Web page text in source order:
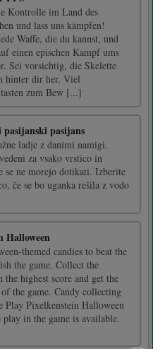
Kontrolle im Land des
und lass uns kämpfen!
Waffe, die du kannst, und
einen epischen Kampf ums
Sei vorsichtig, die Skelette
hinter dir her. Viel
zum Bew [...]
pasijanski pasijans
ladje z danimi namigi.
za vsako vrstico in
se ne morejo dotikati. Izberite
če se bo uganka rešila z vodo
Halloween
themed candies to beat the
the game. Collect the
the highest score and get the
the game. Candy collecting
Play Pixelkenstein Halloween
play in the game is available.